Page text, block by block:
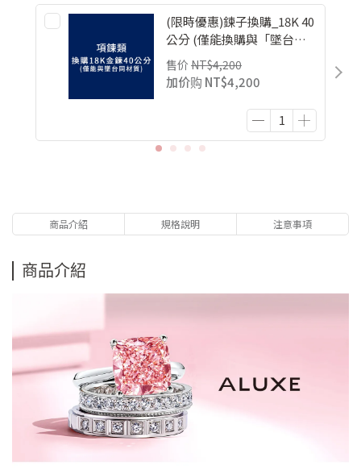
(限時優惠)鍊子換購_18K 40
公分 (僅能換購與「墜台」
相同材質之鍊身)
售价 NT$4,200
加价购 NT$4,200
商品介紹 規格說明 注意事項
商品介紹